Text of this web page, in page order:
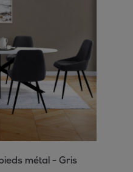
métal - Gris